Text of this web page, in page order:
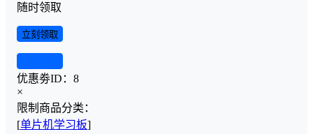
随时领取
立刻领取
优惠劵ID： 8
×
限制商品分类：
[单片机学习板]